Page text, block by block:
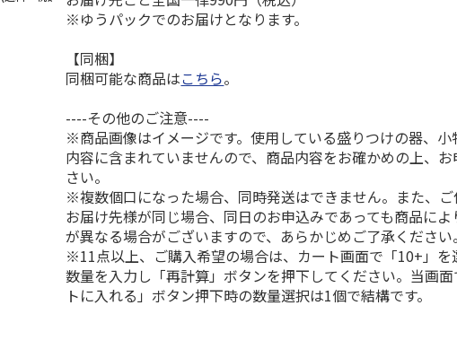
※ゆうパックでのお届けとなります。
【同梱】
同梱可能な商品はこちら。
----その他のご注意----
※商品画像はイメージです。使用している盛りつけの器、小
内容に含まれていませんので、商品内容をお確かめの上、
さい。
※複数個口になった場合、同時発送はできません。また、ご
お届け先様が同じ場合、同日のお申込みであっても商品によ
が異なる場合がございますので、あらかじめご了承ください。
※11点以上、ご購入希望の場合は、カート画面で「10+」を
数量を入力し「再計算」ボタンを押下してください。当画
トに入れる」ボタン押下時の数量選択は1個で結構です。